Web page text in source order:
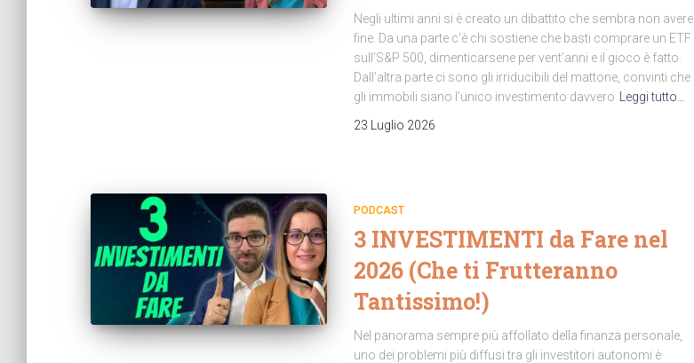
Negli ultimi anni si è creato un dibattito che sembra non avere
fine. Da una parte c’è chi sostiene che basti comprare un ETF
sull’S&P 500, dimenticarsene per vent’anni e il gioco è fatto.
Dall’altra parte ci sono gli irriducibili del mattone, convinti che
gli immobili siano l’unico investimento davvero
Leggi tutto…
23 Luglio 2026
PODCAST
3 INVESTIMENTI da Fare nel
2026 (Che ti Frutteranno
Tantissimo!)
Nel panorama sempre più affollato della finanza personale,
uno dei problemi più diffusi tra gli investitori autonomi è